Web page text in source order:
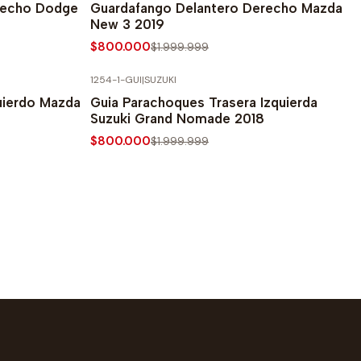
Dodge
Guardafango Delantero Derecho Mazda
New 3 2019
$800.000$1.999.999
Mazda
1254-1-GUI|SUZUKI
Guia Parachoques Trasera Izquierda
Suzuki Grand Nomade 2018
$800.000$1.999.999